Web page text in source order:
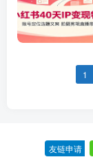
1
友链申请